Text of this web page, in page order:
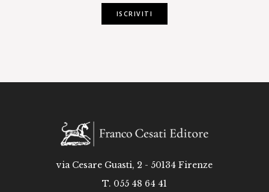
ISCRIVITI
via Cesare Guasti, 2 - 50134 Firenze
T. 055 48 64 41